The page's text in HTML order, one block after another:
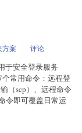
方案 评论
于安全登录服务
常用命令：远程登
（scp）、远程命令
令即可覆盖日常运